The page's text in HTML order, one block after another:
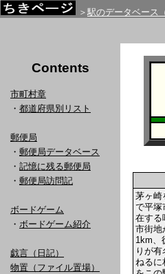
＞ 駅のデータベース
Contents
市町村章
・ 都道府県別リスト
郵便局
・ 郵便局データベース
・ 記憶に残る郵便局
・ 郵便局訪問記
ボードゲーム
・ ボードゲーム紹介
戯言（日記）
物置（ファイル置場）
茅ヶ崎
で平塚
在する
市街地
1km、
りが
ねるに